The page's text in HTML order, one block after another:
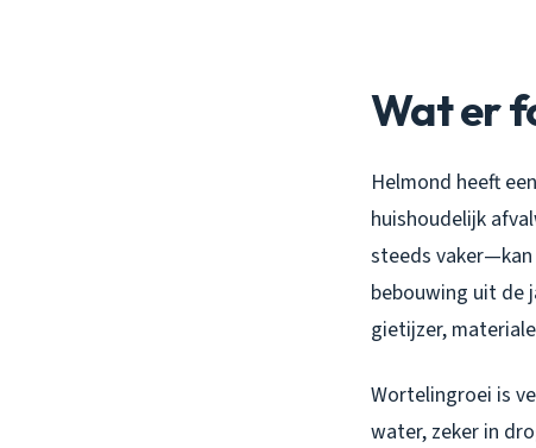
Wat er
Helmond heeft
huishoudelijk
steeds
bebouwing uit de
gietijzer,
Wortelingroei is
water, zeker in